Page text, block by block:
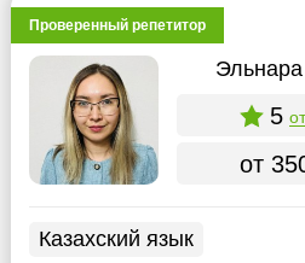
Проверенный репетитор
5
от
Казахский язык